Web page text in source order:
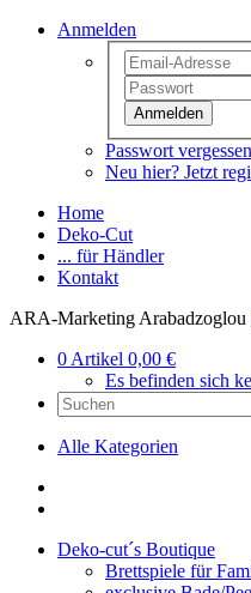
Anmelden
Anmelden
Passwort vergessen
Neu hier? Jetzt
Home
Deko-Cut
... für Händler
Kontakt
ARA-Marketing Arabadzoglou
0 Artikel 0,00 €
Es befinden sich
Alle Kategorien
Deko-cut´s Boutique
Brettspiele für